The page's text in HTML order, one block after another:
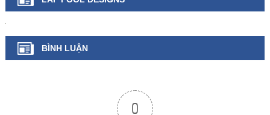
BÌNH LUẬN
0